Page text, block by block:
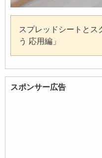
スプレッドシートとス
う 応用編」
スポンサー広告